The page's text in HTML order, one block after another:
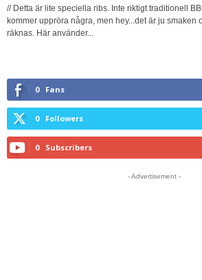
// Detta är lite speciella ribs. Inte riktigt traditionell
kommer uppröra några, men hey...det är ju smaken
räknas. Här använder...
0 Fans
0 Followers
0 Subscribers
- Advertisement -